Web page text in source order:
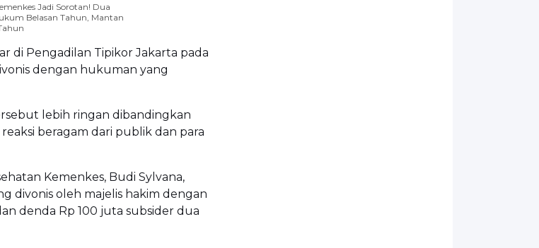
Jadi Sorotan! Dua
Belasan Tahun, Mantan
di Pengadilan Tipikor Jakarta pada
dengan hukuman yang
lebih ringan dibandingkan
beragam dari publik dan para
Kemenkes, Budi Sylvana,
divonis oleh majelis hakim dengan
denda Rp 100 juta subsider dua